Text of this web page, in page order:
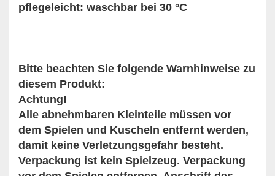
pflegeleicht: waschbar bei 30 °C
Bitte beachten Sie folgende Warnhinweise zu
diesem Produkt:
Achtung!
Alle abnehmbaren Kleinteile müssen vor
dem Spielen und Kuscheln entfernt werden,
damit keine Verletzungsgefahr besteht.
Verpackung ist kein Spielzeug. Verpackung